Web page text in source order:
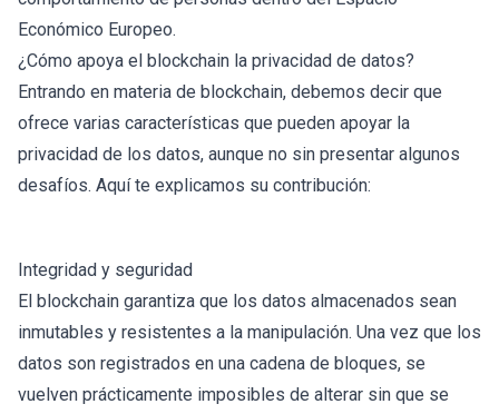
Económico Europeo.
¿Cómo apoya el blockchain la privacidad de datos?
Entrando en materia de blockchain, debemos decir que
ofrece varias características que pueden apoyar la
privacidad de los datos, aunque no sin presentar algunos
desafíos. Aquí te explicamos su contribución:
Integridad y seguridad
El blockchain garantiza que los datos almacenados sean
inmutables y resistentes a la manipulación. Una vez que los
datos son registrados en una cadena de bloques, se
vuelven prácticamente imposibles de alterar sin que se